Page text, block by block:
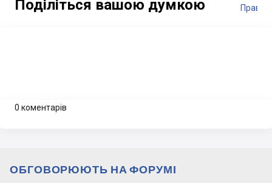
Поділіться вашою думкою
0 коментарів
ОБГОВОРЮЮТЬ НА ФОРУМІ